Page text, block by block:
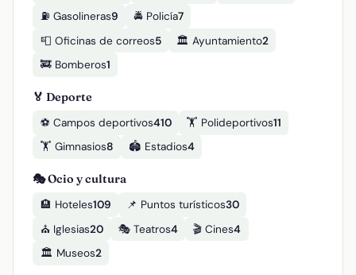
⛽ Gasolineras9 🚔 Policía7
📮 Oficinas de correos5 🏛️ Ayuntamiento2
🚒 Bomberos1
🏅 Deporte
⚽ Campos deportivos410 🏋️ Polideportivos11
🏋️ Gimnasios8 🏟️ Estadios4
🎭 Ocio y cultura
🏨 Hoteles109 📌 Puntos turísticos30
⛪ Iglesias20 🎭 Teatros4 🎬 Cines4
🏛️ Museos2